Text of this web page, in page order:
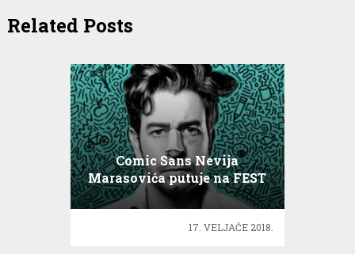
Related Posts
Comic Sans Nevija
Marasovića putuje na FEST
17. VELJAČE 2018.